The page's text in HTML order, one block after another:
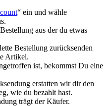
“ ein und wähle
aus der du etwas
Bestellung zurücksenden
Artikel.
ist, bekommst Du eine
erstatten wir dir den
wie du bezahlt hast.
trägt der Käufer.